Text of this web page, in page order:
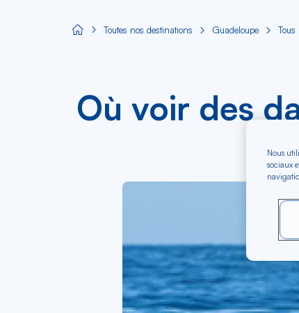
Aircaraibes.comToutes nos destinations Guadeloupe
Où voir des
Nous
sociaux